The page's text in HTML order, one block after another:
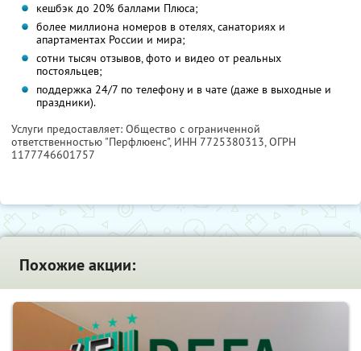
кешбэк до 20% баллами Плюса;
более миллиона номеров в отелях, санаториях и
апартаментах России и мира;
сотни тысяч отзывов, фото и видео от реальных
постояльцев;
поддержка 24/7 по телефону и в чате (даже в выходные и
праздники).
Услуги предоставляет: Общество с ограниченной
ответственностью "Перфлюенс", ИНН 7725380313, ОГРН
1177746601757
Похожие акции: